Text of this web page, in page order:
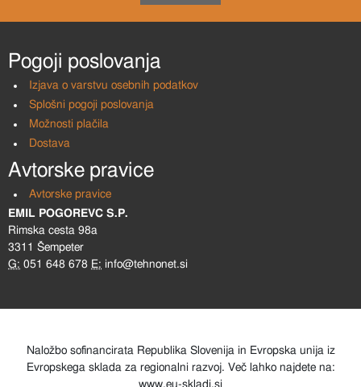
Pogoji poslovanja
Izjava o varstvu osebnih podatkov
Splošni pogoji poslovanja
Možnosti plačila
Dostava
Avtorske pravice
Avtorske pravice
EMIL POGOREVC S.P.
Rimska cesta 98a
3311 Šempeter
G: 051 648 678 E: info@tehnonet.si
Naložbo sofinancirata Republika Slovenija in Evropska unija iz
Evropskega sklada za regionalni razvoj. Več lahko najdete na:
www.eu-skladi.si